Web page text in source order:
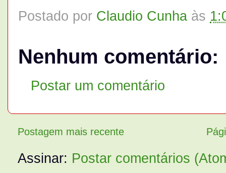
Postado por Claudio Cunha às
Nenhum comentário:
Postar um comentário
Postagem mais recente
Assinar: Postar comentários